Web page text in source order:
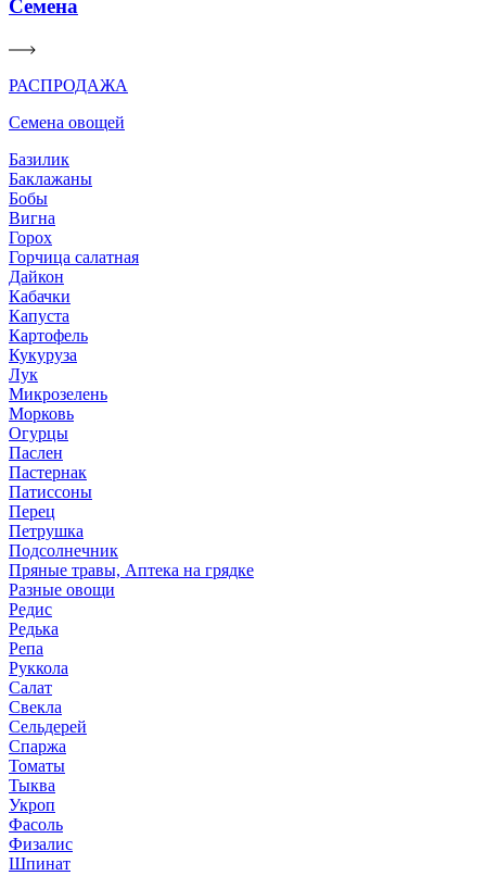
Семена
РАСПРОДАЖА
Семена овощей
Базилик
Баклажаны
Бобы
Вигна
Горох
Горчица салатная
Дайкон
Кабачки
Капуста
Картофель
Кукуруза
Лук
Микрозелень
Морковь
Огурцы
Паслен
Пастернак
Патиссоны
Перец
Петрушка
Подсолнечник
Пряные травы, Аптека на грядке
Разные овощи
Редис
Редька
Репа
Руккола
Салат
Свекла
Сельдерей
Спаржа
Томаты
Тыква
Укроп
Фасоль
Физалис
Шпинат